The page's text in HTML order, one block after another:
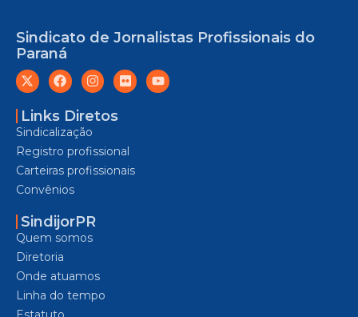
Sindicato de Jornalistas Profissionais do
Paraná
Links Diretos
Sindicalização
Registro profissional
Carteiras profissionais
Convênios
SindijorPR
Quem somos
Diretoria
Onde atuamos
Linha do tempo